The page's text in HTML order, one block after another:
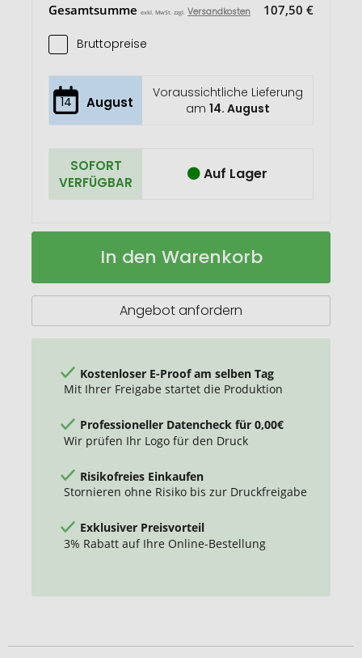
Gesamtsumme exkl. MwSt. zzgl. Versandkosten 107,50 €
Bruttopreise
14 August
Voraussichtliche Lieferung
am 14. August
SOFORT
VERFÜGBAR
Auf Lager
EXPRESSDRUCK
midi
Auf
In den Warenkorb
Angebot anfordern
Kostenloser E-Proof am selben Tag
Mit Ihrer Freigabe startet die Produktion
Professioneller Datencheck für 0,00€
Wir prüfen Ihr Logo für den Druck
Risikofreies Einkaufen
Stornieren ohne Risiko bis zur Druckfreigabe
Exklusiver Preisvorteil
3% Rabatt auf Ihre Online-Bestellung